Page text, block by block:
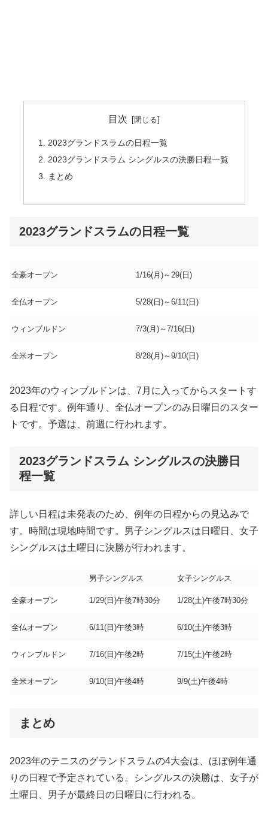
目次
2023グランドスラムの日程一覧
2023グランドスラム シングルスの決勝日程一覧
まとめ
2023グランドスラムの日程一覧
全豪オープン 1/16(月)～29(日)
全仏オープン 5/28(日)～6/11(日)
ウィンブルドン 7/3(月)～7/16(日)
全米オープン 8/28(月)～9/10(日)
2023年のウィンブルドンは、7月に入ってからスタートす
る日程です。例年通り、全仏オープンのみ日曜日のスター
トです。予選は、前週に行われます。
2023グランドスラム シングルスの決勝日
程一覧
詳しい日程は未発表のため、例年の日程からの見込みで
す。時間は現地時間です。男子シングルスは日曜日、女子
シングルスは土曜日に決勝が行われます。
男子シングルス 女子シングルス
全豪オープン 1/29(日)午後7時30分 1/28(土)午後7時30分
全仏オープン 6/11(日)午後3時 6/10(土)午後3時
ウィンブルドン 7/16(日)午後2時 7/15(土)午後2時
全米オープン 9/10(日)午後4時 9/9(土)午後4時
まとめ
2023年のテニスのグランドスラムの4大会は、ほぼ例年通
りの日程で予定されている。シングルスの決勝は、女子が
土曜日、男子が最終日の日曜日に行われる。